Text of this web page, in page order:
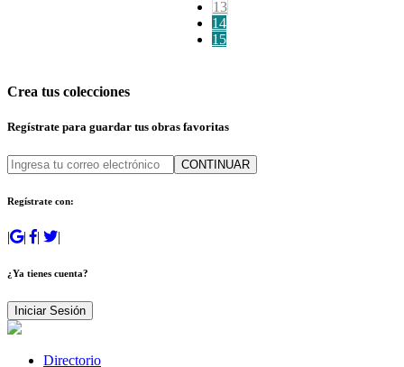
13
14
15
Crea tus colecciones
Regístrate para guardar tus obras favoritas
CONTINUAR
Regístrate con:
|
¿Ya tienes cuenta?
Iniciar Sesión
Directorio